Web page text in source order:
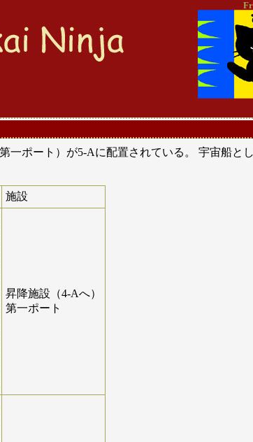
一ポート）が5-Aに配置されている。 宇宙船と
施設
昇降施設（4-Aへ）
第一ポート